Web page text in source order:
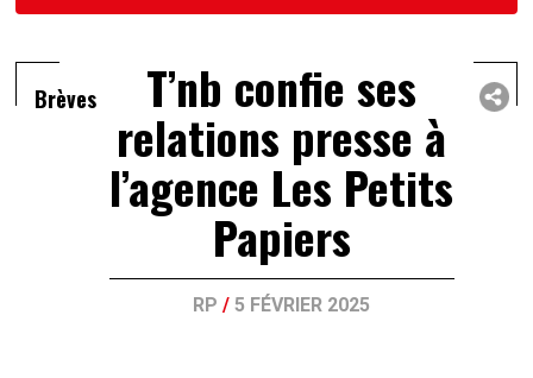
Brèves T’nb confie ses
relations presse à
l’agence Les Petits
Papiers
RP /5 FÉVRIER 2025